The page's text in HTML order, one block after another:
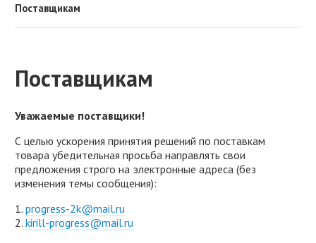
Поставщикам
Поставщикам
Уважаемые поставщики!
С целью ускорения принятия решений по поставкам
товара убедительная просьба направлять свои
предложения строго на электронные адреса (без
изменения темы сообщения):
1. progress-2k@mail.ru
2. kirill-progress@mail.ru